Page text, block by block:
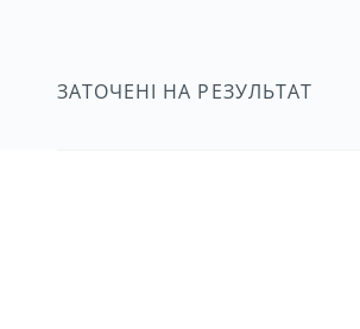
ЗАТОЧЕНІ НА РЕЗУЛЬТАТ